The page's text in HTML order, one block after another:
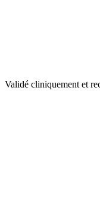
Validé cliniquement et